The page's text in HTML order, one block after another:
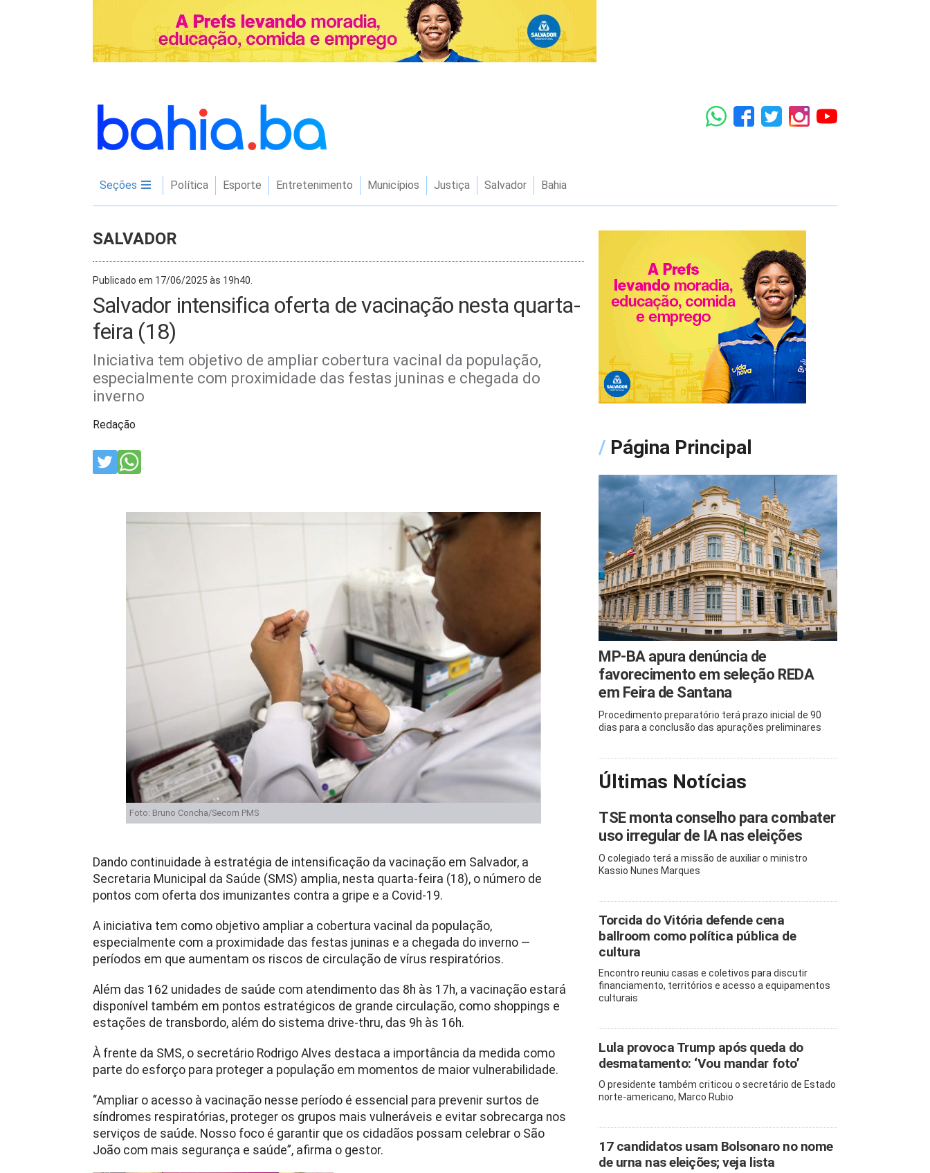
Seções Política Esporte Entretenimento Municípios Justiça Salvador Bahia
SALVADOR
Publicado em 17/06/2025 às 19h40.
Salvador intensifica oferta de vacinação nesta quarta-
feira (18)
Iniciativa tem objetivo de ampliar cobertura vacinal da população,
especialmente com proximidade das festas juninas e chegada do
inverno
Redação
Foto: Bruno Concha/Secom PMS
Dando continuidade à estratégia de intensificação da vacinação em Salvador, a
Secretaria Municipal da Saúde (SMS) amplia, nesta quarta-feira (18), o número de
pontos com oferta dos imunizantes contra a gripe e a Covid-19.
A iniciativa tem como objetivo ampliar a cobertura vacinal da população,
especialmente com a proximidade das festas juninas e a chegada do inverno —
períodos em que aumentam os riscos de circulação de vírus respiratórios.
Além das 162 unidades de saúde com atendimento das 8h às 17h, a vacinação estará
disponível também em pontos estratégicos de grande circulação, como shoppings e
estações de transbordo, além do sistema drive-thru, das 9h às 16h.
À frente da SMS, o secretário Rodrigo Alves destaca a importância da medida como
parte do esforço para proteger a população em momentos de maior vulnerabilidade.
“Ampliar o acesso à vacinação nesse período é essencial para prevenir surtos de
síndromes respiratórias, proteger os grupos mais vulneráveis e evitar sobrecarga nos
serviços de saúde. Nosso foco é garantir que os cidadãos possam celebrar o São
João com mais segurança e saúde”, afirma o gestor.
/ Página Principal
MP-BA apura denúncia de
favorecimento em seleção REDA
em Feira de Santana
Procedimento preparatório terá prazo inicial de 90
dias para a conclusão das apurações preliminares
Últimas Notícias
TSE monta conselho para combater
uso irregular de IA nas eleições
O colegiado terá a missão de auxiliar o ministro
Kassio Nunes Marques
Torcida do Vitória defende cena
ballroom como política pública de
cultura
Encontro reuniu casas e coletivos para discutir
financiamento, territórios e acesso a equipamentos
culturais
Lula provoca Trump após queda do
desmatamento: ‘Vou mandar foto’
O presidente também criticou o secretário de Estado
norte-americano, Marco Rubio
17 candidatos usam Bolsonaro no nome
de urna nas eleições; veja lista